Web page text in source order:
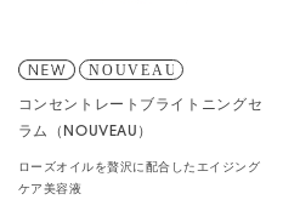
コンセントレートブライトニングセ
ラム（NOUVEAU）
ローズオイルを贅沢に配合したエイジング
ケア美容液